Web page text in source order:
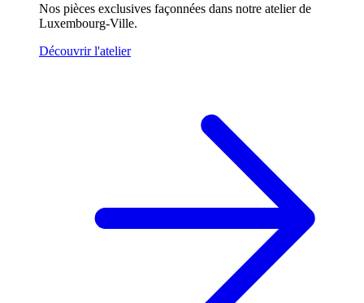
Nos pièces exclusives façonnées dans notre atelier de
Luxembourg-Ville.
Découvrir l'atelier